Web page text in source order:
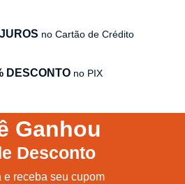
no Cartão de Crédito
DESCONTO no PIX
Ganhou
Desconto
e receba seu cupom